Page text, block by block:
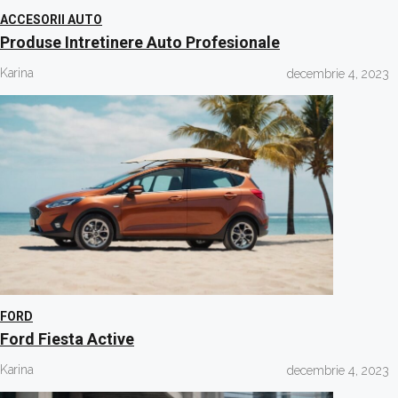
ACCESORII AUTO
Produse Intretinere Auto Profesionale
Karina decembrie 4, 2023
FORD
Ford Fiesta Active
Karina decembrie 4, 2023